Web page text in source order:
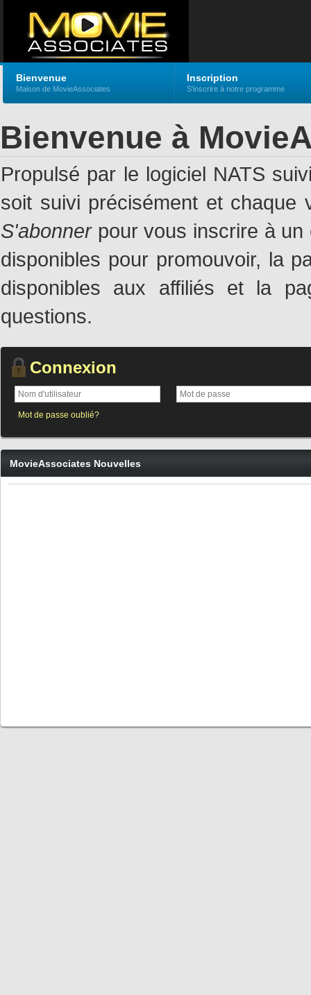
Bienvenue
Maison de MovieAssociates
Inscription
S'inscrire à notre programme
Bienvenue à
Propulsé par le logiciel NATS
soit suivi précisément et chaque
S'abonner pour vous inscrire à
disponibles pour promouvoir, la
disponibles aux affiliés et la
questions.
Connexion
Mot de passe oublié?
MovieAssociates Nouvelles